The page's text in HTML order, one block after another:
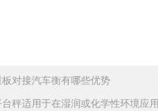
对接汽车衡有哪些优势
秤适用于在湿润或化学性环境应用